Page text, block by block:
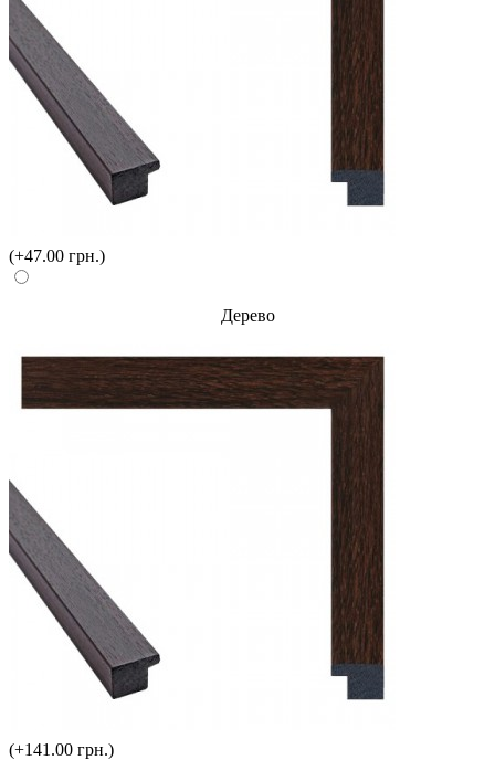
(+47.00 грн.)
Дерево
(+141.00 грн.)